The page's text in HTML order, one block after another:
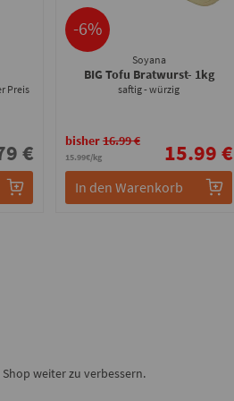
Preis
€
-6%
Soyana
BIG Tofu Bratwurst- 1kg
saftig - würzig
15.99€/kg
bisher16.99 € 15.99 €
In den Warenkorb
weiter zu verbessern.